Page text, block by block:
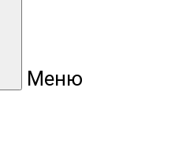
Меню